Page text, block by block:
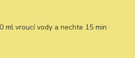
ml vroucí vody a nechte 15 min